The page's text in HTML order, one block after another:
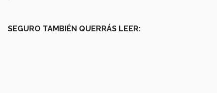
SEGURO TAMBIÉN QUERRÁS LEER: